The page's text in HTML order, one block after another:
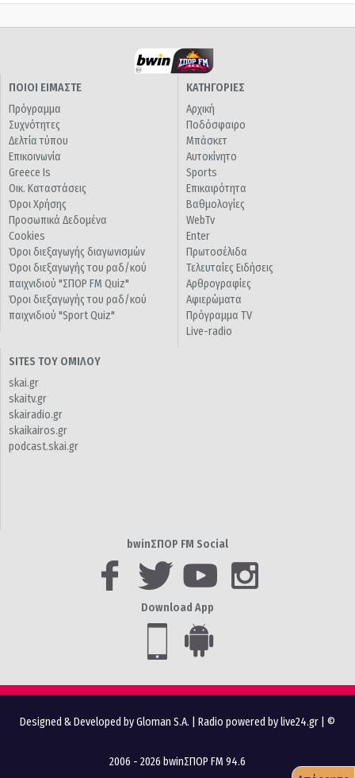
ΠΟΙΟΙ ΕΙΜΑΣΤΕ
Πρόγραμμα
Συχνότητες
Δελτία τύπου
Επικοινωνία
Greece Is
Οικ. Καταστάσεις
Όροι Χρήσης
Προσωπικά Δεδομένα
Cookies
Όροι διεξαγωγής διαγωνισμών
Όροι διεξαγωγής του ραδ/κού
παιχνιδιού "ΣΠΟΡ FM Quiz"
Όροι διεξαγωγής του ραδ/κού
παιχνιδιού "Sport Quiz"
ΚΑΤΗΓΟΡΙΕΣ
Αρχική
Ποδόσφαιρο
Μπάσκετ
Αυτοκίνητο
Sports
Επικαιρότητα
Βαθμολογίες
WebTv
Enter
Πρωτοσέλιδα
Τελευταίες Ειδήσεις
Αρθρογραφίες
Αφιερώματα
Πρόγραμμα TV
Live-radio
SITES ΤΟΥ ΟΜΙΛΟΥ
skai.gr
skaitv.gr
skairadio.gr
skaikairos.gr
podcast.skai.gr
bwinΣΠΟΡ FM Social
Download App
Designed & Developed by Gloman S.A. Radio powered by live24.gr | ©
2006 - 2026 bwinΣΠΟΡ FM 94.6